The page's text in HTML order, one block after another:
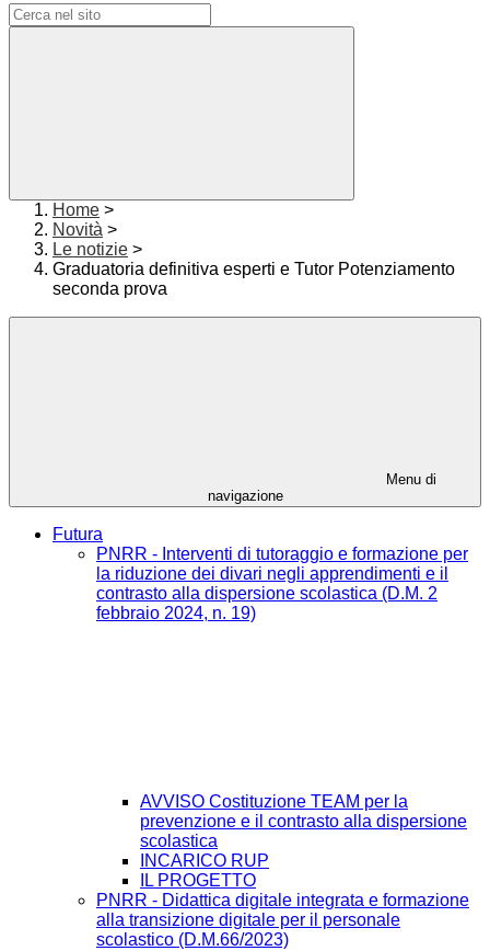
Home >
Novità >
Le notizie >
Graduatoria definitiva esperti e Tutor Potenziamento
seconda prova
Menu di
navigazione
Futura
PNRR - Interventi di tutoraggio e formazione per
la riduzione dei divari negli apprendimenti e il
contrasto alla dispersione scolastica (D.M. 2
febbraio 2024, n. 19)
AVVISO Costituzione TEAM per la
prevenzione e il contrasto alla dispersione
scolastica
INCARICO RUP
IL PROGETTO
PNRR - Didattica digitale integrata e formazione
alla transizione digitale per il personale
scolastico (D.M.66/2023)